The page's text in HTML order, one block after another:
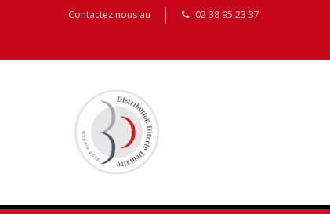
Contactez nous au 02 38 95 23 37